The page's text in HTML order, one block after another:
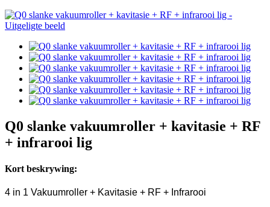
Q0 slanke vakuumroller + kavitasie + RF
+ infrarooi lig
Kort beskrywing:
4 in 1 Vakuumroller + Kavitasie + RF + Infrarooi